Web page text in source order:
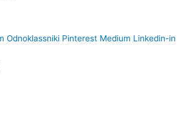
Odnoklassniki Pinterest Medium Linkedin-in